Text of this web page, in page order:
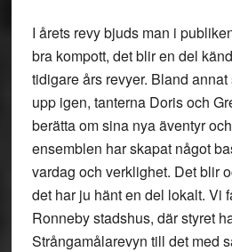
I årets revy bjuds man i
bra kompott, det blir en del
tidigare års revyer. Bland
upp igen, tanterna Doris och
berätta om sina nya äventyr
ensemblen har skapat något
vardag och verklighet. Det blir
det har ju hänt en del lokalt. Vi
Ronneby stadshus, där styret
Strångamålarevyn till det med